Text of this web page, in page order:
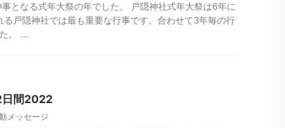
となる式年大祭の年でした。 戸隠神社式年大祭は6年に
戸隠神社では最も重要な行事です。合わせて3年毎の行
。 ...
日間2022
メッセージ